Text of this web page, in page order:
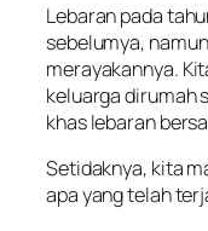
Lebaran pada
sebelumya,
merayakannya.
keluarga dirumah
khas lebaran
Setidaknya, kita
apa yang telah